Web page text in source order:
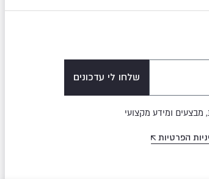
ומידע מקצועי
הפרטיות
שלחו לי עדכונים